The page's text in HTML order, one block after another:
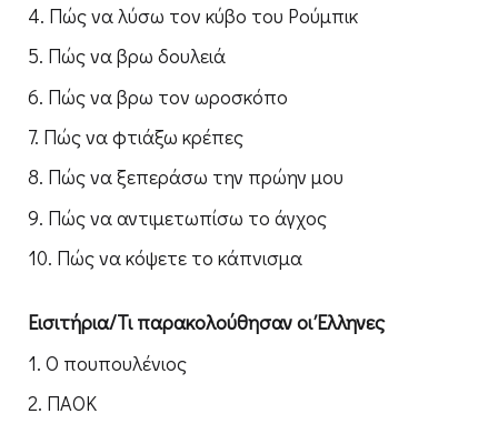
4. Πώς να λύσω τον κύβο του Ρούμπικ
5. Πώς να βρω δουλειά
6. Πώς να βρω τον ωροσκόπο
7. Πώς να φτιάξω κρέπες
8. Πώς να ξεπεράσω την πρώην μου
9. Πώς να αντιμετωπίσω το άγχος
10. Πώς να κόψετε το κάπνισμα
Εισιτήρια/Τι παρακολούθησαν οι Έλληνες
1. Ο πουπουλένιος
2. ΠΑΟΚ